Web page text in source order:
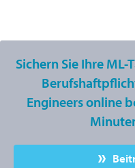
Sichern Sie Ihre
Engineers online